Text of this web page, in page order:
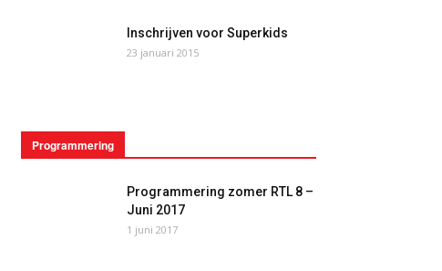
Inschrijven voor Superkids
23 januari 2015
Programmering
Programmering zomer RTL 8 –
Juni 2017
1 juni 2017